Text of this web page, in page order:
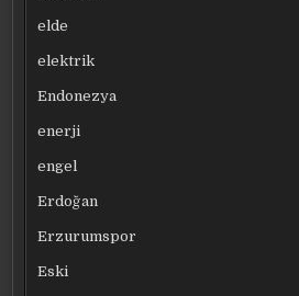
elde
elektrik
Endonezya
enerji
engel
Erdoğan
Erzurumspor
Eski